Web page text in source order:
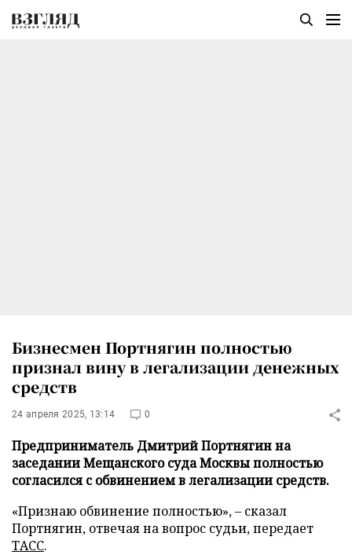
Бизнесмен Портнягин полностью
признал вину в легализации денежных
средств
24 апреля 2025, 13:14 0
Предприниматель Дмитрий Портнягин на
заседании Мещанского суда Москвы полностью
согласился с обвинением в легализации средств.
«Признаю обвинение полностью», – сказал
Портнягин, отвечая на вопрос судьи, передает
ТАСС.